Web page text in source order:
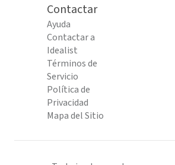
Contactar
Ayuda
Contactar a
Idealist
Términos de
Servicio
Política de
Privacidad
Mapa del Sitio